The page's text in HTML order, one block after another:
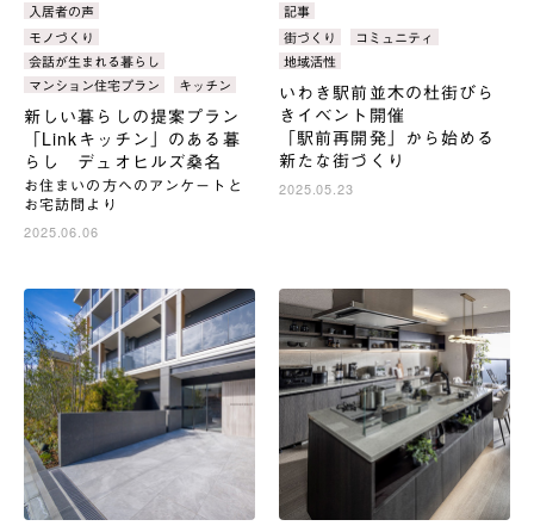
カ
テ
ゴ
リ：
入居者の声
タ
グ：
モノづくり
会話が生まれる暮らし
マンション住宅プラン
キッチン
新しい暮らしの提案プラン
「Linkキッチン」のある暮
らし デュオヒルズ桑名
お住まいの方へのアンケートと
お宅訪問より
2025.06.06
カ
テ
ゴ
リ：
記事
タ
グ：
街づくり
コミュニティ
地域活性
いわき駅前並木の杜街びら
きイベント開催
「駅前再開発」から始める
新たな街づくり
2025.05.23